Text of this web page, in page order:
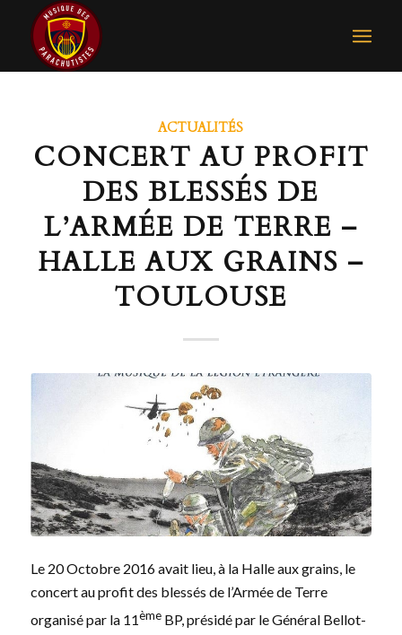
ACTUALITÉS
CONCERT AU PROFIT
DES BLESSÉS DE
L’ARMÉE DE TERRE –
HALLE AUX GRAINS –
TOULOUSE
Le 20 Octobre 2016 avait lieu, à la Halle aux grains, le
concert au profit des blessés de l’Armée de Terre
organisé par la 11èmeBP, présidé par le Général Bellot-